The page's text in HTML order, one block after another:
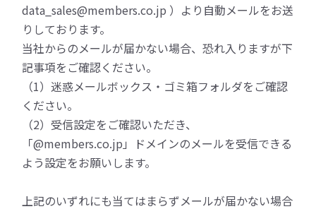
data_sales@members.co.jp ）より自動メールをお送
りしております。
当社からのメールが届かない場合、恐れ入りますが下
記事項をご確認ください。
（1）迷惑メールボックス・ゴミ箱フォルダをご確認
ください。
（2）受信設定をご確認いただき、
「@members.co.jp」ドメインのメールを受信できる
よう設定をお願いします。
上記のいずれにも当てはまらずメールが届かない場合